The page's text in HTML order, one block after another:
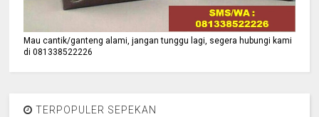
Mau cantik/ganteng alami, jangan tunggu lagi, segera hubungi kami
di 081338522226
TERPOPULER SEPEKAN